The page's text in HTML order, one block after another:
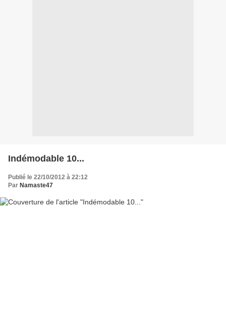
Indémodable 10...
Publié le 22/10/2012 à 22:12
Par Namaste47